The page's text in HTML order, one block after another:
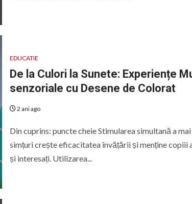
EDUCATIE
De la Culori la Sunete: Experiențe
senzoriale cu Desene de Colorat
2 ani ago
Din cuprins: puncte cheie Stimularea simultană a
simțuri crește eficacitatea învățării și menține copiii
și interesați. Utilizarea...